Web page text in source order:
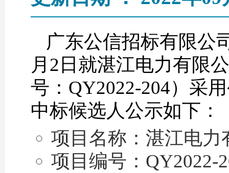
广东公信招标有限公
月2日就湛江电力有限
号：QY2022-204）采
中标候选人公示如下：
项目名称：湛江电
项目编号：QY2022-